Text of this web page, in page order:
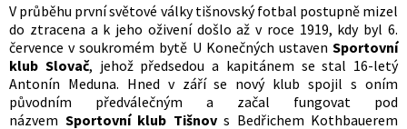
V průběhu první světové války tišnovský fotbal postupně mizel
do ztracena a k jeho oživení došlo až v roce 1919, kdy byl 6.
července v soukromém bytě U Konečných ustaven Sportovní
klub Slovač, jehož předsedou a kapitánem se stal 16-letý
Antonín Meduna. Hned v září se nový klub spojil s oním
původním předválečným a začal fungovat pod
názvem Sportovní klub Tišnovs Bedřichem Kothbauerem